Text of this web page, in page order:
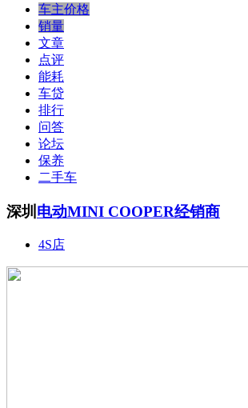
车主价格
销量
文章
点评
能耗
车贷
排行
问答
论坛
保养
二手车
深圳 电动MINI COOPER经销商
4S店